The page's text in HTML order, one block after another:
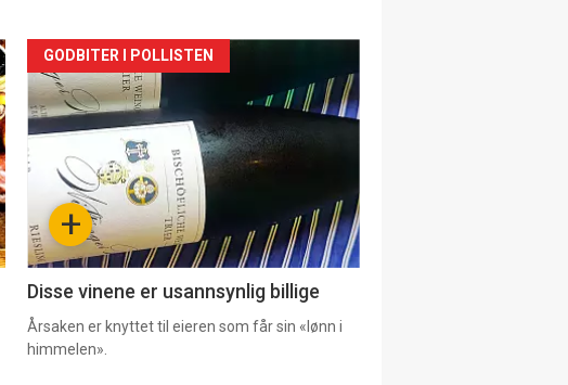
Forsiden
akkurat
nå
3 +
GODBITER I POLLISTEN
Disse vinene er usannsynlig billige
Årsaken er knyttet til eieren som får sin «lønn i
himmelen».